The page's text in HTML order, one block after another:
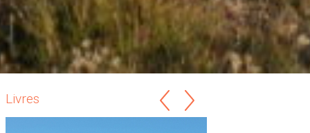
Livres